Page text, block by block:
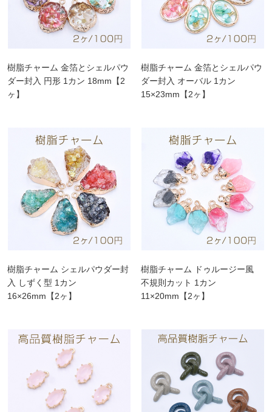
樹脂チャーム 金箔とシェルパウ
ダー封入 円形 1カン 18mm【2
ヶ】
樹脂チャーム 金箔とシェルパウ
ダー封入 オーバル 1カン
15×23mm【2ヶ】
樹脂チャーム シェルパウダー封
入 しずく型 1カン
16×26mm【2ヶ】
樹脂チャーム ドゥルージー風
不規則カット 1カン
11×20mm【2ヶ】